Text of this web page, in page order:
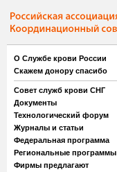
О Службе крови России
Скажем донору спасибо
Совет служб крови СНГ
Документы
Технологический форум
Журналы и статьи
Федеральная программа
Региональные программы
Фирмы предлагают